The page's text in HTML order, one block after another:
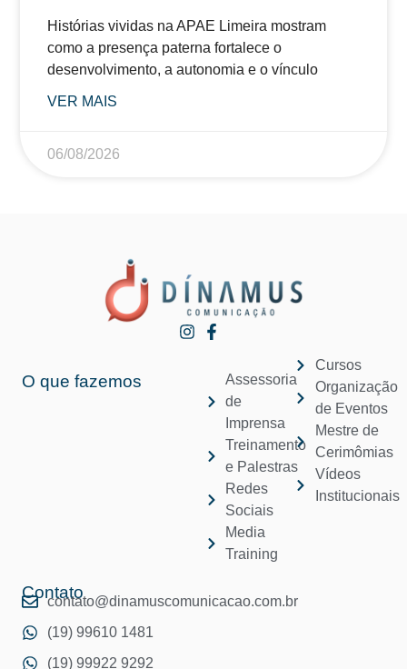
Histórias vividas na APAE Limeira mostram
como a presença paterna fortalece o
desenvolvimento, a autonomia e o vínculo
VER MAIS
06/08/2026
O que fazemos
Assessoria
de
Imprensa
Treinamento
e Palestras
Redes
Sociais
Media
Training
Cursos
Organização
de Eventos
Mestre de
Cerimômias
Vídeos
Institucionais
Contato
contato@dinamuscomunicacao.com.br
(19) 99610 1481
(19) 99922 9292